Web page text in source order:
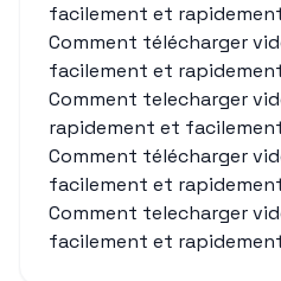
facilement et
Comment télécharger
facilement et
Comment telecharger
rapidement et
Comment télécharger
facilement et
Comment telecharger
facilement et